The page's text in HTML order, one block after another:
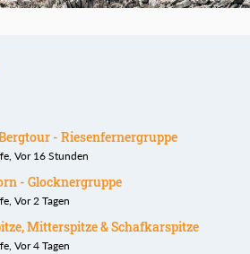
- Riesenfernergruppe
Vor 16 Stunden
- Glocknergruppe
Vor 2 Tagen
Mitterspitze & Schafkarspitze
Vor 4 Tagen